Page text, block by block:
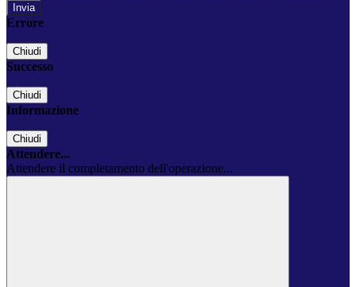
Errore
Chiudi
Successo
Chiudi
Informazione
Chiudi
Attendere...
Attendere il completamento dell'operazione...